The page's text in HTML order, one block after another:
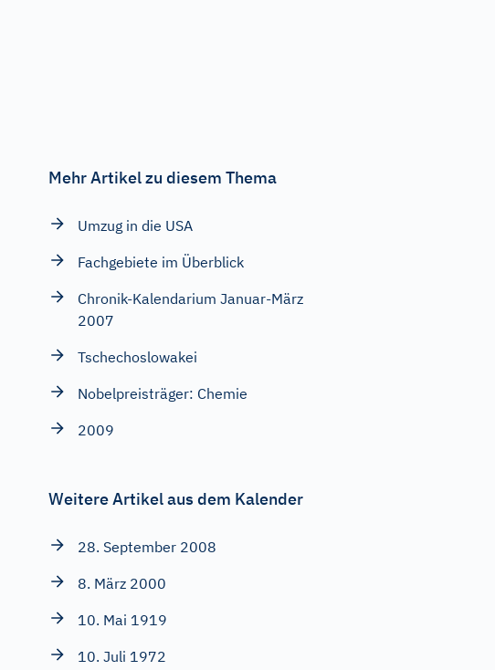
Mehr Artikel zu diesem Thema
Umzug in die USA
Fachgebiete im Überblick
Chronik-Kalendarium Januar-März
2007
Tschechoslowakei
Nobelpreisträger: Chemie
2009
Weitere Artikel aus dem Kalender
28. September 2008
8. März 2000
10. Mai 1919
10. Juli 1972